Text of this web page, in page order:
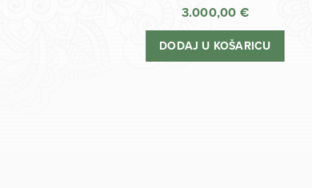
3.000,00 €
DODAJ U KOŠARICU